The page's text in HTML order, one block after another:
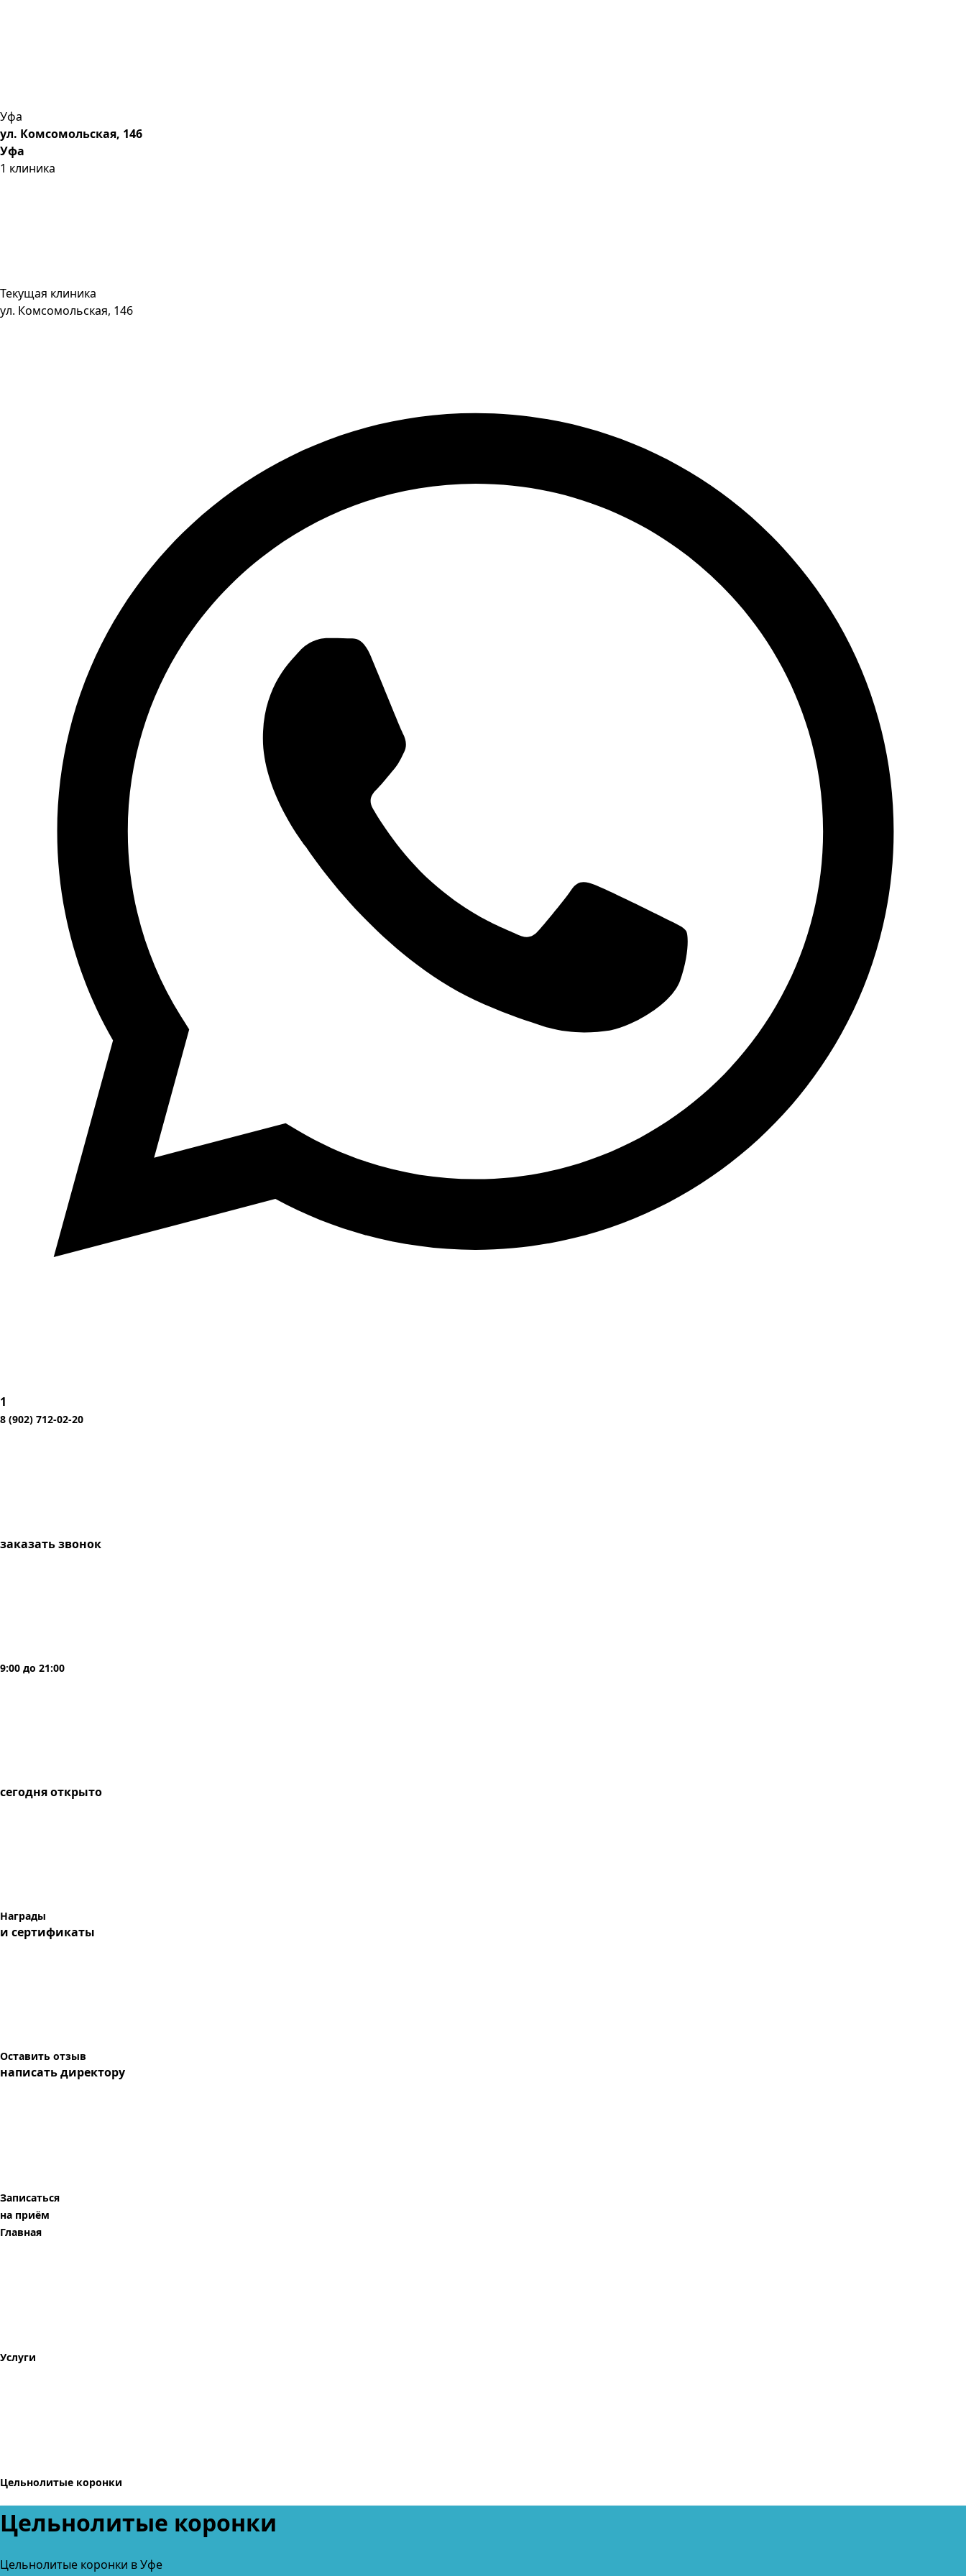
Уфа
ул. Комсомольская, 146
Уфа
1 клиника
Текущая клиника
ул. Комсомольская, 146
1
8 (902) 712-02-20
заказать звонок
9:00 до 21:00
сегодняоткрыто
Награды
и сертификаты
Оставить отзыв
написать директору
Записаться
на приём
Главная
Услуги
Цельнолитые коронки
Цельнолитые коронки
Цельнолитые коронки в Уфе